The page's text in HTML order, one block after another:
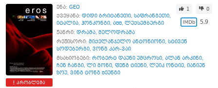
პრობლემა
ენა: GEO
ქვეყანა: დიდი ბრიტანეთი, საფრანგეთი,
იტალია, ჰონკონგი, აშშ, ლუქსემბურგი
1 0
5.9
ჟანრი: დრამა, მელოდრამა
რეჟისორი: მიქელანჯელო ანტონიონი, სტივენ
სოდებერგი, ვონგ კარ-ვაი
მსახიობები: რობერტ დაუნი უმცროსი, ალან არკინი,
ჩენ ჩანგი, ლი გონი, ფენგ ტიენი, ლუიკ ონტიე, იანიუნ
ზოუ, ვინგ ტონგ შეუნგი